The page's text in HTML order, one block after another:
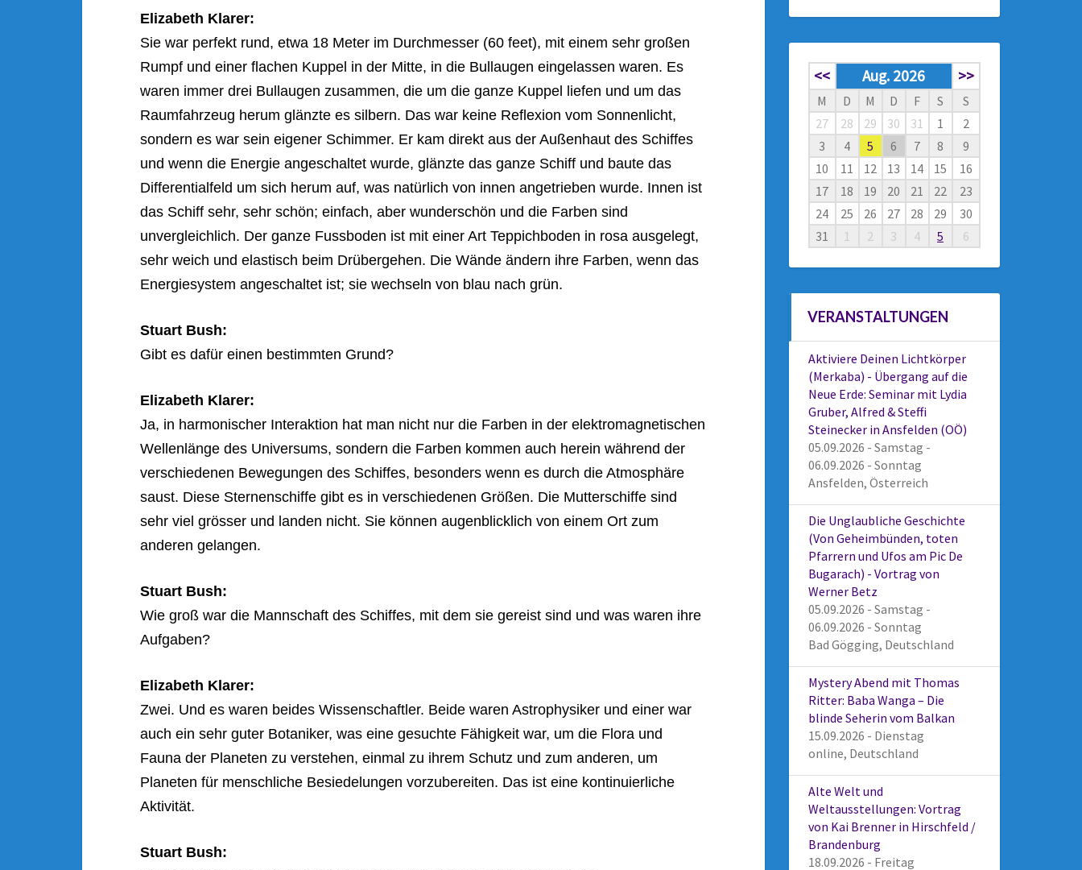
Elizabeth Klarer:
Sie war perfekt rund, etwa 18 Meter im Durchmesser (60 feet), mit einem sehr großen
Rumpf und einer flachen Kuppel in der Mitte, in die Bullaugen eingelassen waren. Es
waren immer drei Bullaugen zusammen, die um die ganze Kuppel liefen und um das
Raumfahrzeug herum glänzte es silbern. Das war keine Reflexion vom Sonnenlicht,
sondern es war sein eigener Schimmer. Er kam direkt aus der Außenhaut des Schiffes
und wenn die Energie angeschaltet wurde, glänzte das ganze Schiff und baute das
Differentialfeld um sich herum auf, was natürlich von innen angetrieben wurde. Innen ist
das Schiff sehr, sehr schön; einfach, aber wunderschön und die Farben sind
unvergleichlich. Der ganze Fussboden ist mit einer Art Teppichboden in rosa ausgelegt,
sehr weich und elastisch beim Drübergehen. Die Wände ändern ihre Farben, wenn das
Energiesystem angeschaltet ist; sie wechseln von blau nach grün.
Stuart Bush:
Gibt es dafür einen bestimmten Grund?
Elizabeth Klarer:
Ja, in harmonischer Interaktion hat man nicht nur die Farben in der elektromagnetischen
Wellenlänge des Universums, sondern die Farben kommen auch herein während der
verschiedenen Bewegungen des Schiffes, besonders wenn es durch die Atmosphäre
saust. Diese Sternenschiffe gibt es in verschiedenen Größen. Die Mutterschiffe sind
sehr viel grösser und landen nicht. Sie können augenblicklich von einem Ort zum
anderen gelangen.
Stuart Bush:
Wie groß war die Mannschaft des Schiffes, mit dem sie gereist sind und was waren ihre
Aufgaben?
Elizabeth Klarer:
Zwei. Und es waren beides Wissenschaftler. Beide waren Astrophysiker und einer war
auch ein sehr guter Botaniker, was eine gesuchte Fähigkeit war, um die Flora und
Fauna der Planeten zu verstehen, einmal zu ihrem Schutz und zum anderen, um
Planeten für menschliche Besiedelungen vorzubereiten. Das ist eine kontinuierliche
Aktivität.
Stuart Bush:
<< Aug. 2026 >>
M D M D F S
S
27
28 29 30 31 1
2
3
4 5 6 7 8
9
10
11 12 13 14 15
16
17
18 19 20 21 22
23
24
25 26 27 28 29
30
31
1 2 3 4 5 6
VERANSTALTUNGEN
Aktiviere Deinen Lichtkörper
(Merkaba) - Übergang auf die
Neue Erde: Seminar mit Lydia
Gruber, Alfred & Steffi
Steinecker in Ansfelden (OÖ)
05.09.2026 - Samstag -
06.09.2026 - Sonntag
Ansfelden, Österreich
Die Unglaubliche Geschichte
(Von Geheimbünden, toten
Pfarrern und Ufos am Pic De
Bugarach) - Vortrag von
Werner Betz
05.09.2026 - Samstag -
06.09.2026 - Sonntag
Bad Gögging, Deutschland
Mystery Abend mit Thomas
Ritter: Baba Wanga – Die
blinde Seherin vom Balkan
15.09.2026 - Dienstag
online, Deutschland
Alte Welt und
Weltausstellungen: Vortrag
von Kai Brenner in Hirschfeld /
Brandenburg
18.09.2026 - Freitag